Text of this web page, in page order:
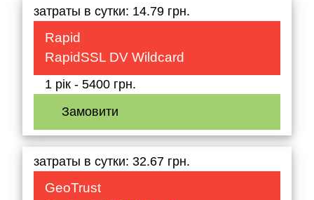
затраты в сутки: 14.79 грн.
Rapid
RapidSSL DV Wildcard
1 рік - 5400 грн.
Замовити
затраты в сутки: 32.67 грн.
GeoTrust